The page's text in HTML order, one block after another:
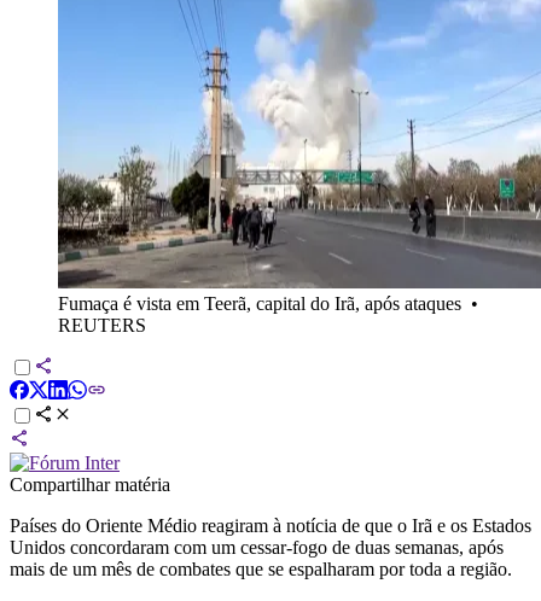
Fumaça é vista em Teerã, capital do Irã, após ataques •
REUTERS
Compartilhar matéria
Países do Oriente Médio reagiram à notícia de que o Irã e os Estados
Unidos concordaram com um cessar-fogo de duas semanas, após
mais de um mês de combates que se espalharam por toda a região.